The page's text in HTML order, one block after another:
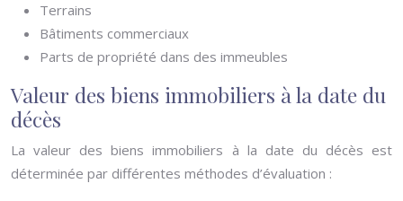
Terrains
Bâtiments commerciaux
Parts de propriété dans des immeubles
Valeur des biens immobiliers à la date du
décès
La valeur des biens immobiliers à la date du décès est
déterminée par différentes méthodes d’évaluation :